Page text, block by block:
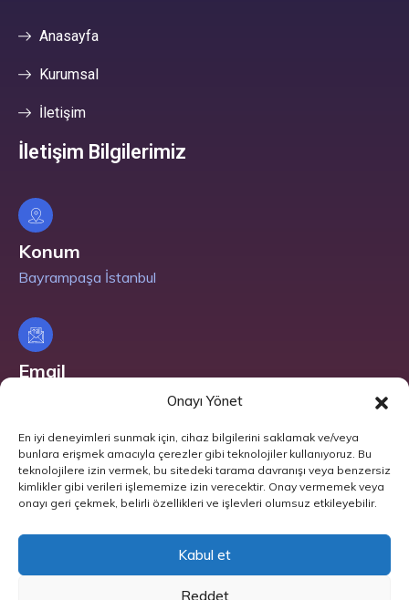
Onayı Yönet
En iyi deneyimleri sunmak için, cihaz bilgilerini saklamak ve/veya
bunlara erişmek amacıyla çerezler gibi teknolojiler kullanıyoruz. Bu
teknolojilere izin vermek, bu sitedeki tarama davranışı veya benzersiz
kimlikler gibi verileri işlememize izin verecektir. Onay vermemek veya
onayı geri çekmek, belirli özellikleri ve işlevleri olumsuz etkileyebilir.
Kabul et
Reddet
Anasayfa
Kurumsal
İletişim
İletişim Bilgilerimiz
Konum
Bayrampaşa İstanbul
Email
Telefon